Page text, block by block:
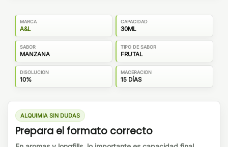
MARCA
A&L
CAPACIDAD
30ML
SABOR
MANZANA
TIPO DE SABOR
FRUTAL
DISOLUCION
10%
MACERACION
15 DÍAS
ALQUIMIA SIN DUDAS
Prepara el formato correcto